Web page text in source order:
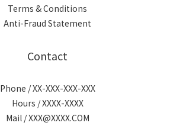
Terms & Conditions
Anti-Fraud Statement
Contact
Phone / XX-XXX-XXX-XXX
Hours / XXXX-XXXX
Mail / XXX@XXXX.COM